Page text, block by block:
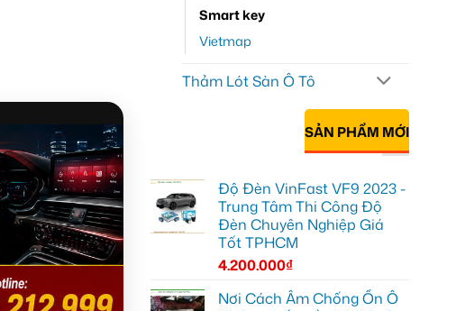
Smart key
Vietmap
Thảm Lót Sàn Ô Tô
SẢN PHẨM MỚI
Độ Đèn VinFast VF9 2023 -
Trung Tâm Thi Công Độ
Đèn Chuyên Nghiệp Giá
Tốt TPHCM
4.200.000₫
Nơi Cách Âm Chống Ồn Ô